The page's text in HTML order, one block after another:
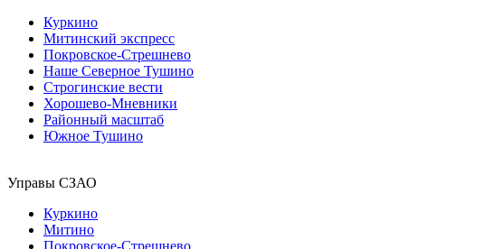
Куркино
Митинский экспресс
Покровское-Стрешнево
Наше Северное Тушино
Строгинские вести
Хорошево-Мневники
Районный масштаб
Южное Тушино
Управы СЗАО
Куркино
Митино
Покровское-Стрешнево